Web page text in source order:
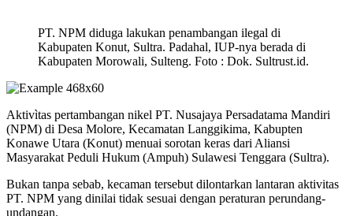
PT. NPM diduga lakukan penambangan ilegal di
Kabupaten Konut, Sultra. Padahal, IUP-nya berada di
Kabupaten Morowali, Sulteng. Foto : Dok. Sultrust.id.
Aktivìtas pertambangan nikel PT. Nusajaya Persadatama Mandiri
(NPM) di Desa Molore, Kecamatan Langgikima, Kabupten
Konawe Utara (Konut) menuai sorotan keras dari Aliansi
Masyarakat Peduli Hukum (Ampuh) Sulawesi Tenggara (Sultra).
Bukan tanpa sebab, kecaman tersebut dilontarkan lantaran aktivitas
PT. NPM yang dinilai tidak sesuai dengan peraturan perundang-
undangan.